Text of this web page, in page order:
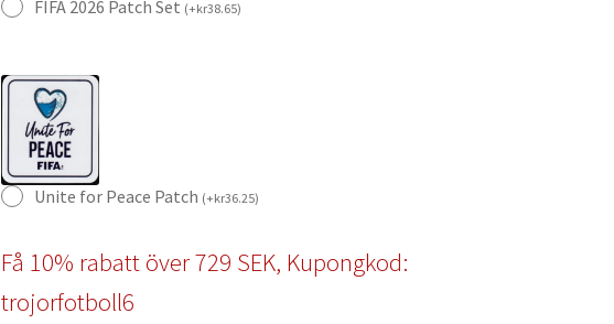
FIFA 2026 Patch Set (+kr38.65)
Unite for Peace Patch (+kr36.25)
Få 10% rabatt över 729 SEK, Kupongkod:
trojorfotboll6